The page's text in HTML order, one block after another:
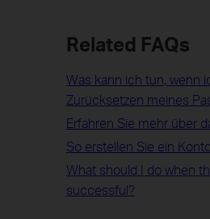
Related FAQs
Was kann ich tun, wenn
Zurücksetzen meines
Erfahren Sie mehr über
So erstellen Sie ein
What should I do when
successful?